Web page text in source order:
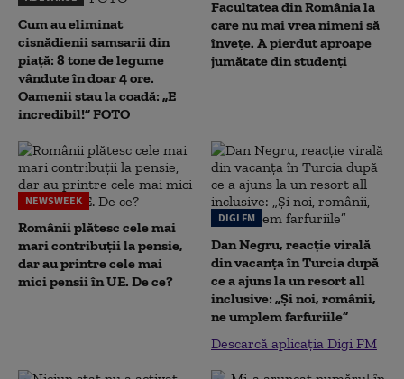
Cum au eliminat
cisnădienii samsarii din
piață: 8 tone de legume
vândute în doar 4 ore.
Oamenii stau la coadă: „E
incredibil!” FOTO
Facultatea din România la
care nu mai vrea nimeni să
înveţe. A pierdut aproape
jumătate din studenţi
NEWSWEEK
Românii plătesc cele mai
mari contribuții la pensie,
dar au printre cele mai
mici pensii în UE. De ce?
DIGI FM
Dan Negru, reacție virală
din vacanța în Turcia după
ce a ajuns la un resort all
inclusive: „Și noi, românii,
ne umplem farfuriile”
Descarcă aplicația Digi FM